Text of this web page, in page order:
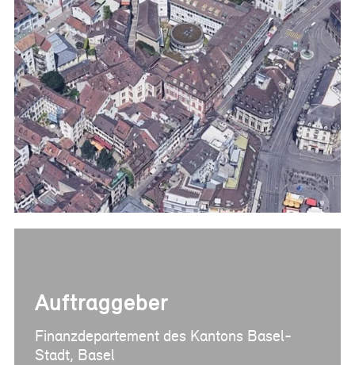
Referenzen
Bauherrenberatung
Immobilienberatung
Unternehmensberatung
Publikationen
News
Fachartikel
PM-Fachbuch
Auftraggeber
Finanzdepartement des Kantons Basel-
Stadt, Basel